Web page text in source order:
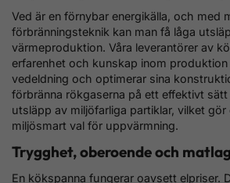
Ved är en förnybar energikälla, och med
förbränningsteknik kan man få låga
värmeproduktion. Våra leverantörer av
erfarenhet och kunskap inom
vedeldning och optimerar sina
förbränna rökgaserna på ett effektivt sätt
utsläpp av miljöfarliga partiklar, vilket gör
miljösmart val för uppvärmning.
Trygghet, oberoende och
En kökspanna fungerar oavsett elpriser.